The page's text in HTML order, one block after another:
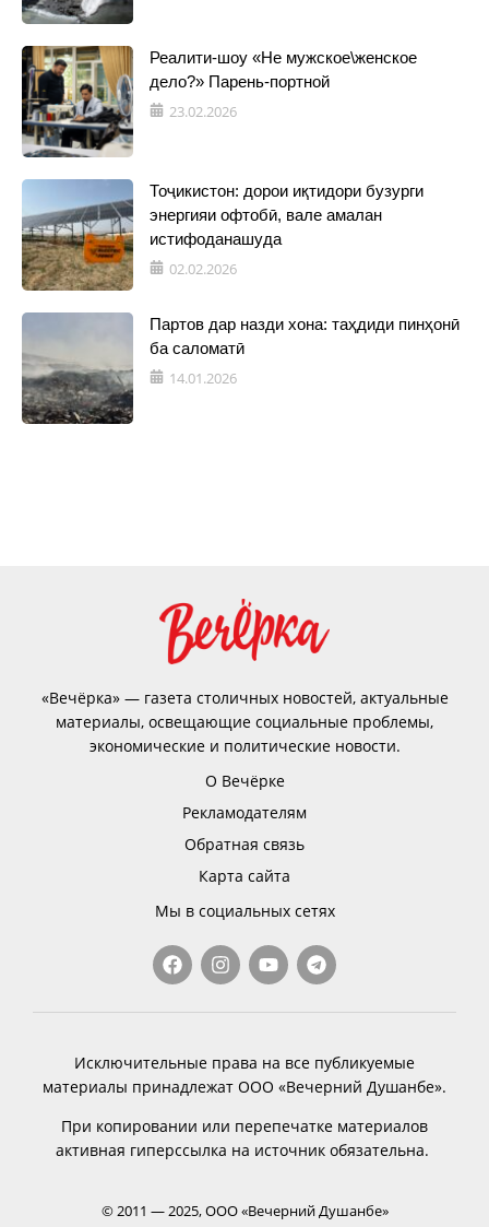
Реалити-шоу «Не мужское\женское
дело?» Парень-портной
23.02.2026
Тоҷикистон: дорои иқтидори бузурги
энергияи офтобӣ, вале амалан
истифоданашуда
02.02.2026
Партов дар назди хона: таҳдиди пинҳонӣ
ба саломатӣ
14.01.2026
«Вечёрка» — газета столичных новостей, актуальные
материалы, освещающие социальные проблемы,
экономические и политические новости.
О Вечёрке
Рекламодателям
Обратная связь
Карта сайта
Мы в социальных сетях
Исключительные права на все публикуемые
материалы принадлежат ООО «Вечерний Душанбе».
При копировании или перепечатке материалов
активная гиперссылка на источник обязательна.
© 2011 — 2025, ООО «Вечерний Душанбе»